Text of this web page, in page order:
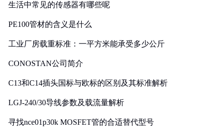
生活中常见的传感器有哪些呢
PE100管材的含义是什么
工业厂房载重标准：一平方米能承受多少公斤
CONOSTAN公司简介
C13和C14插头国标与欧标的区别及其标准解析
LGJ-240/30导线参数及载流量解析
寻找nce01p30k MOSFET管的合适替代型号